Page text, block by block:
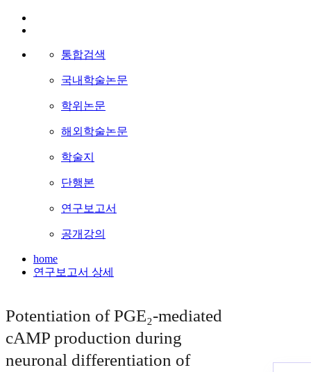
통합검색
국내학술논문
학위논문
해외학술논문
학술지
단행본
연구보고서
공개강의
home
연구보고서 상세
Potentiation of PGE₂-mediated
cAMP production during
neuronal differentiation of